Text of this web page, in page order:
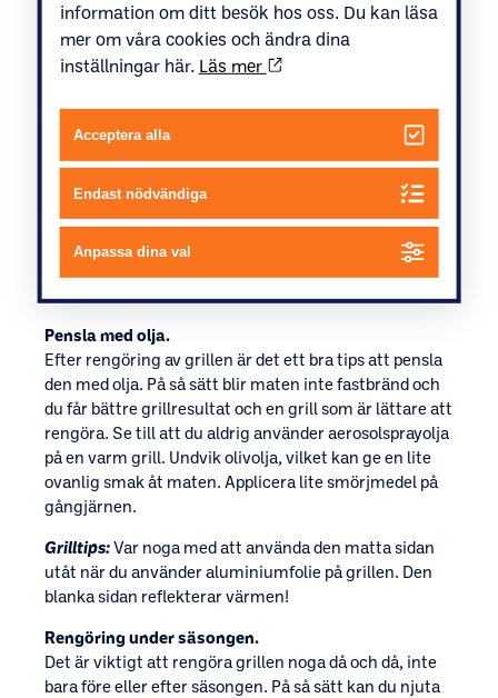
Pensla med olja.
Efter rengöring av grillen är det ett bra tips att pensla
den med olja. På så sätt blir maten inte fastbränd och
du får bättre grillresultat och en grill som är lättare att
rengöra. Se till att du aldrig använder aerosolsprayolja
på en varm grill. Undvik olivolja, vilket kan ge en lite
ovanlig smak åt maten. Applicera lite smörjmedel på
gångjärnen.
Grilltips:Var noga med att använda den matta sidan
utåt när du använder aluminiumfolie på grillen. Den
blanka sidan reflekterar värmen!
Rengöring under säsongen.
Det är viktigt att rengöra grillen noga då och då, inte
bara före eller efter säsongen. På så sätt kan du njuta
information om ditt besök hos oss. Du kan läsa
mer om våra cookies och ändra dina
inställningar här. Läs mer
Acceptera alla
Endast nödvändiga
Anpassa dina val